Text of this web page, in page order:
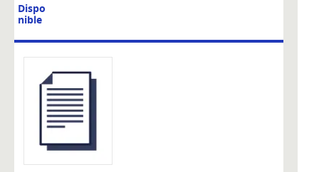
Dispo
nible